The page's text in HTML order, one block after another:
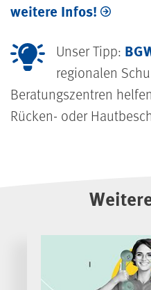
weitere Infos!
Unser Tipp:
regionalen
Beratungszentren
Rücken- oder